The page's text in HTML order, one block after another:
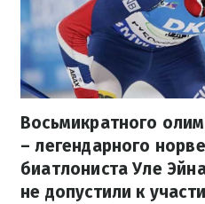
Восьмикратного
– легендарного
биатлониста Уле
не допустили к